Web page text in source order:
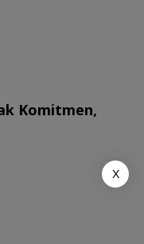
Komitmen,
X